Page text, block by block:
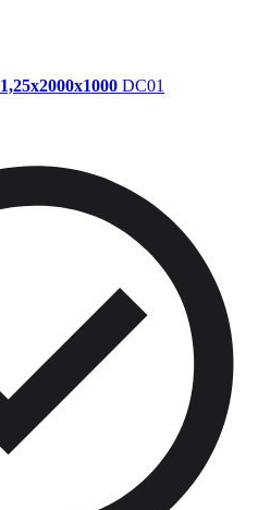
1,25x2000x1000 DC01